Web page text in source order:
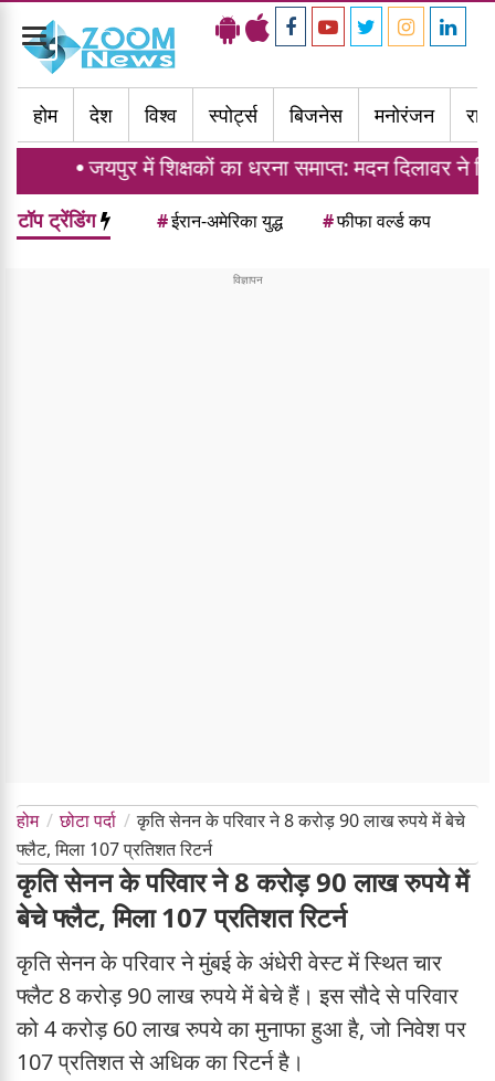
Toggle
navigation
होम
देश विश्व स्पोर्ट्स बिजनेस मनोरंजन
जयपुर में शिक्षकों का धरना समाप्त: मदन दिलावर ने दिया
टॉप ट्रेंडिंग #ईरान-अमेरिका युद्ध #फीफा वर्ल्ड कप
होम छोटा पर्दा
कृति सेनन के परिवार ने 8 करोड़ 90 लाख रुपये में बेचे
फ्लैट, मिला 107 प्रतिशत रिटर्न
कृति सेनन के परिवार ने 8 करोड़ 90 लाख रुपये में
बेचे फ्लैट, मिला 107 प्रतिशत रिटर्न
कृति सेनन के परिवार ने मुंबई के अंधेरी वेस्ट में स्थित चार
फ्लैट 8 करोड़ 90 लाख रुपये में बेचे हैं। इस सौदे से परिवार
को 4 करोड़ 60 लाख रुपये का मुनाफा हुआ है, जो निवेश पर
107 प्रतिशत से अधिक का रिटर्न है।